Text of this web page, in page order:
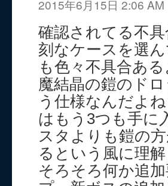
2015年6月15日 2:06 AM
確認されてる不
刻なケースを選
も色々不具合ある
魔結晶の鎧のド
う仕様なんだよ
はもう3つも手に
スタよりも鎧の
るという風に理
そろそろ何か追